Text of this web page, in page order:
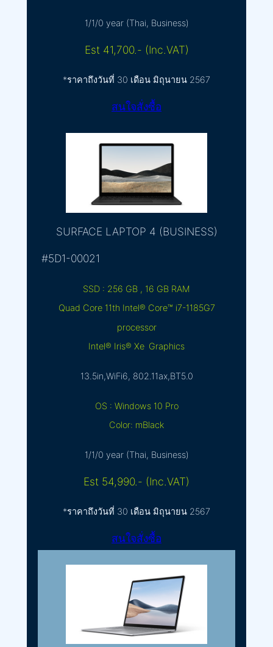
1/1/0 year (Thai, Business)
Est 41,700.- (Inc.VAT)
*ราคาถึงวันที่ 30 เดือน มิถุนายน 2567
สนใจสั่งซื้อ
SURFACE LAPTOP 4 (BUSINESS)
#5D1-00021
SSD : 256 GB , 16 GB RAM
Quad Core 11th Intel® Core™ i7-1185G7
processor
Intel® Iris® Xe Graphics
13.5in,WiFi6, 802.11ax,BT5.0
OS : Windows 10 Pro
Color: mBlack
1/1/0 year (Thai, Business)
Est 54,990.- (Inc.VAT)
*ราคาถึงวันที่ 30 เดือน มิถุนายน 2567
สนใจสั่งซื้อ